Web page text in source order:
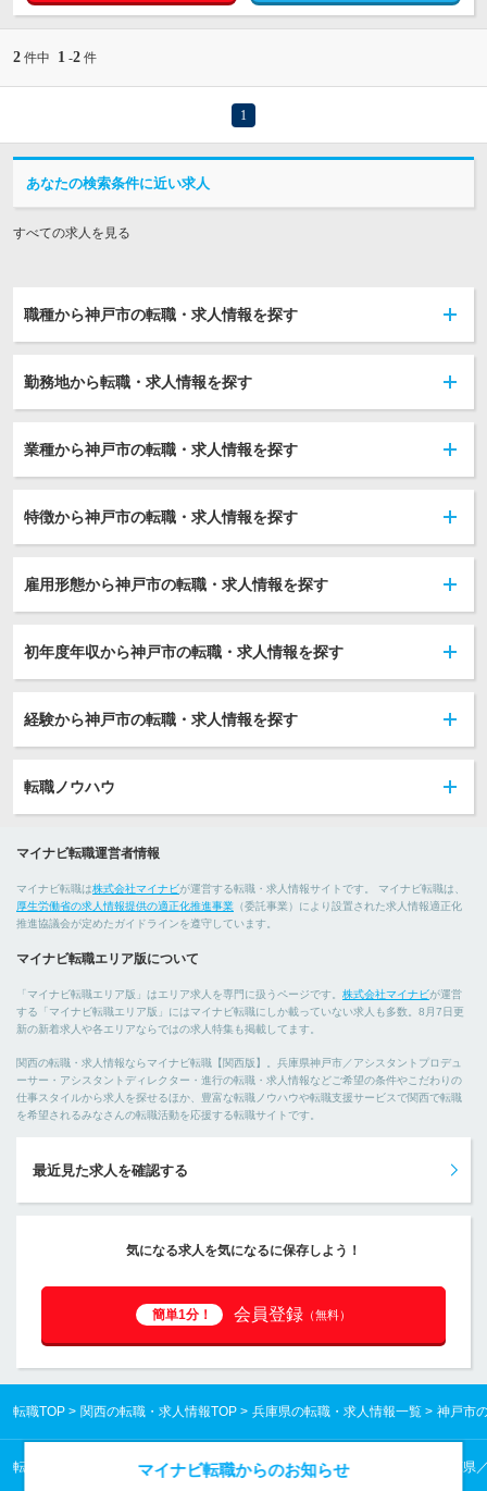
2 件中 1 -2 件
1
あなたの検索条件に近い求人
すべての求人を見る
職種から神戸市の転職・求人情報を探す
勤務地から転職・求人情報を探す
業種から神戸市の転職・求人情報を探す
特徴から神戸市の転職・求人情報を探す
雇用形態から神戸市の転職・求人情報を探す
初年度年収から神戸市の転職・求人情報を探す
経験から神戸市の転職・求人情報を探す
転職ノウハウ
マイナビ転職運営者情報
マイナビ転職は株式会社マイナビが運営する転職・求人情報サイトです。 マイナビ転職は、
厚生労働省の求人情報提供の適正化推進事業 （委託事業）により設置された求人情報適正化
推進協議会が定めたガイドラインを遵守しています。
マイナビ転職エリア版について
「マイナビ転職エリア版」はエリア求人を専門に扱うページです。 株式会社マイナビが運営
する「マイナビ転職エリア版」にはマイナビ転職にしか載っていない求人も多数。8月7日更
新の新着求人や各エリアならではの求人特集も掲載してます。
関西の転職・求人情報ならマイナビ転職【関西版】。兵庫県神戸市／アシスタントプロデュ
ーサー・アシスタントディレクター・進行の転職・求人情報などご希望の条件やこだわりの
仕事スタイルから求人を探せるほか、豊富な転職ノウハウや転職支援サービスで関西で転職
を希望されるみなさんの転職活動を応援する転職サイトです。
最近見た求人を確認する
気になる求人を気になるに保存しよう！
簡単1分！ 会員登録 （無料）
転職TOP 関西の転職・求人情報TOP 兵庫県の転職・求人情報一覧 神戸市
転職TOP 関西の転職・求人情報TOP 兵庫県の転職・求人情報一覧 兵庫県
マイナビ転職からのお知らせ